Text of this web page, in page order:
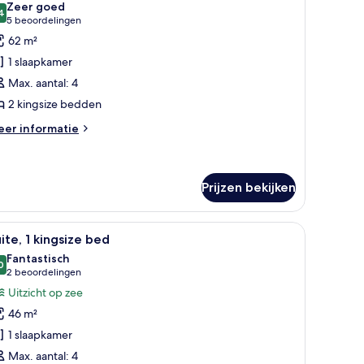
van 10
Zeer goed
5 beoordelingen
(5
beoordelingen)
62 m²
1 slaapkamer
Max. aantal: 4
2 kingsize bedden
informatie
Prijzen bekijken
tafeltje, een stoel, een lamp, en uitzicht op zee en stadszicht door grote
Hotelkamer met een groot bed, een
7 1 kingsize bed
van 10
Fantastisch
2 beoordelingen
(2
beoordelingen)
Uitzicht op zee
46 m²
1 slaapkamer
Max. aantal: 4